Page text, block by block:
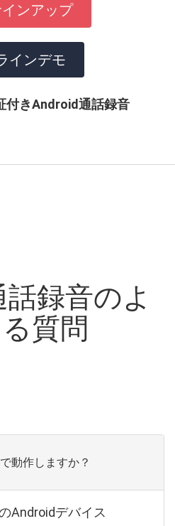
ンアップ
インデモ
付きAndroid通話録音
録音のよ
質問
動作しますか？
Androidデバイス